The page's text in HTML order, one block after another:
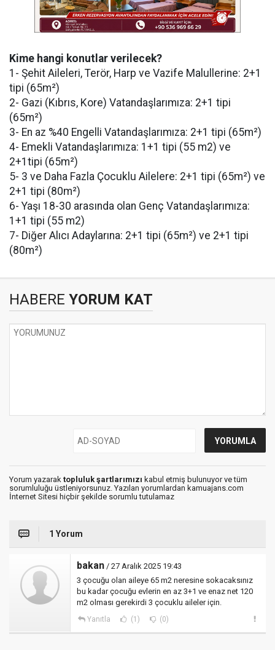
Kime hangi konutlar verilecek?
1- Şehit Aileleri, Terör, Harp ve Vazife Malullerine: 2+1
tipi (65m²)
2- Gazi (Kıbrıs, Kore) Vatandaşlarımıza: 2+1 tipi
(65m²)
3- En az %40 Engelli Vatandaşlarımıza: 2+1 tipi (65m²)
4- Emekli Vatandaşlarımıza: 1+1 tipi (55 m2) ve
2+1tipi (65m²)
5- 3 ve Daha Fazla Çocuklu Ailelere: 2+1 tipi (65m²) ve
2+1 tipi (80m²)
6- Yaşı 18-30 arasında olan Genç Vatandaşlarımıza:
1+1 tipi (55 m2)
7- Diğer Alıcı Adaylarına: 2+1 tipi (65m²) ve 2+1 tipi
(80m²)
HABERE YORUM KAT
Yorum yazarak topluluk şartlarımızı kabul etmiş bulunuyor ve tüm
sorumluluğu üstleniyorsunuz. Yazılan yorumlardan kamuajans.com
İnternet Sitesi hiçbir şekilde sorumlu tutulamaz
1 Yorum
bakan / 27 Aralık 2025 19:43
3 çocuğu olan aileye 65 m2 neresine sokacaksınız
bu kadar çocuğu evlerin en az 3+1 ve enaz net 120
m2 olması gerekirdi 3 çocuklu aileler için.
Yanıtla (1) (0)